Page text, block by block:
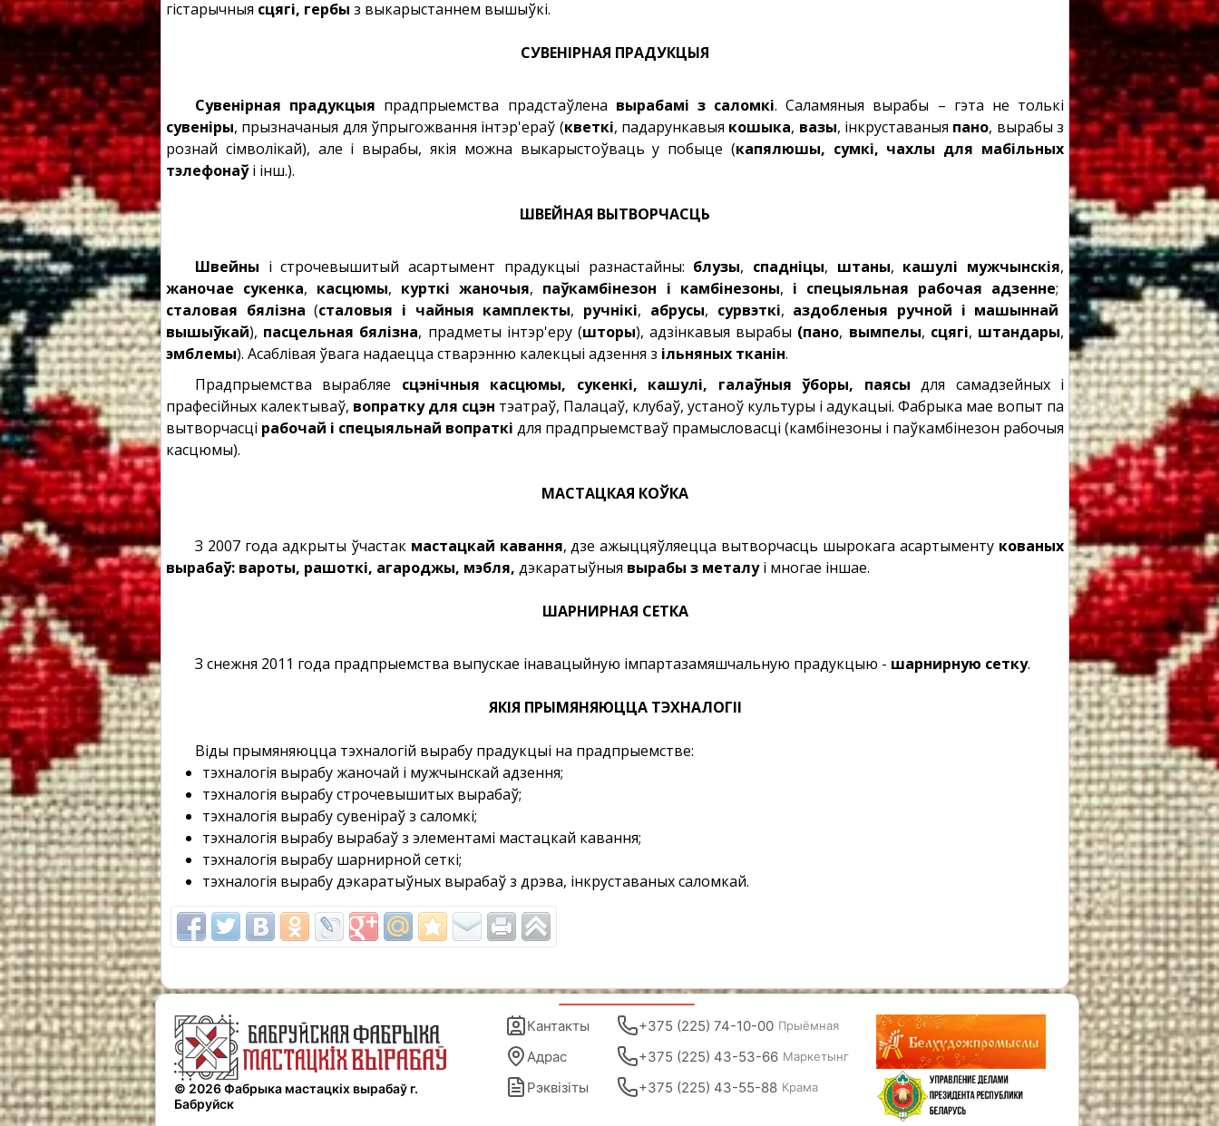
гістарычныя сцягі, гербы з выкарыстаннем вышыўкі.
СУВЕНІРНАЯ ПРАДУКЦЫЯ
Сувенірная прадукцыя прадпрыемства прадстаўлена вырабамі з саломкі. Саламяныя вырабы – гэта не толькі
сувеніры, прызначаныя для ўпрыгожвання інтэр'ераў (кветкі, падарункавыя кошыка, вазы, інкруставаныя пано, вырабы з
рознай сімволікай), але і вырабы, якія можна выкарыстоўваць у побыце (капялюшы, сумкі, чахлы для мабільных
тэлефонаўі інш.).
ШВЕЙНАЯ ВЫТВОРЧАСЦЬ
Швейны і строчевышитый асартымент прадукцыі разнастайны: блузы, спадніцы, штаны, кашулі мужчынскія,
жаночае сукенка, касцюмы, курткі жаночыя, паўкамбінезон і камбінезоны, і спецыяльная рабочая адзенне;
сталовая бялізна(сталовыя і чайныя камплекты, ручнікі, абрусы, сурвэткі, аздобленыя ручной і машыннай
вышыўкай), пасцельная бялізна, прадметы інтэр'еру (шторы), адзінкавыя вырабы (пано, вымпелы, сцягі, штандары,
эмблемы). Асаблівая ўвага надаецца стварэнню калекцыі адзення з ільняных тканін.
Прадпрыемства вырабляе сцэнічныя касцюмы, сукенкі, кашулі, галаўныя ўборы, паясы для самадзейных і
прафесійных калектываў, вопратку для сцэн тэатраў, Палацаў, клубаў, устаноў культуры і адукацыі. Фабрыка мае вопыт па
вытворчасці рабочай і спецыяльнай вопраткі для прадпрыемстваў прамысловасці (камбінезоны і паўкамбінезон рабочыя
касцюмы).
МАСТАЦКАЯ КОЎКА
З 2007 года адкрыты ўчастак мастацкай кавання, дзе ажыццяўляецца вытворчасць шырокага асартыменту кованых
вырабаў: вароты, рашоткі, агароджы, мэбля, дэкаратыўныя вырабы з металуі многае іншае.
ШАРНИРНАЯ СЕТКА
З снежня 2011 года прадпрыемства выпускае інавацыйную імпартазамяшчальную прадукцыю - шарнирную сетку.
ЯКІЯ ПРЫМЯНЯЮЦЦА ТЭХНАЛОГІІ
Віды прымяняюцца тэхналогій вырабу прадукцыі на прадпрыемстве:
тэхналогія вырабу жаночай і мужчынскай адзення;
тэхналогія вырабу строчевышитых вырабаў;
тэхналогія вырабу сувеніраў з саломкі;
тэхналогія вырабу вырабаў з элементамі мастацкай кавання;
тэхналогія вырабу шарнирной сеткі;
тэхналогія вырабу дэкаратыўных вырабаў з дрэва, інкруставаных саломкай.
© 2026 Фабрыка мастацкіх вырабаў г.
Бабруйск
Кантакты
Адрас
Рэквізіты
+375 (225) 74-10-00 Прыёмная
+375 (225) 43-53-66 Маркетынг
+375 (225) 43-55-88 Крама